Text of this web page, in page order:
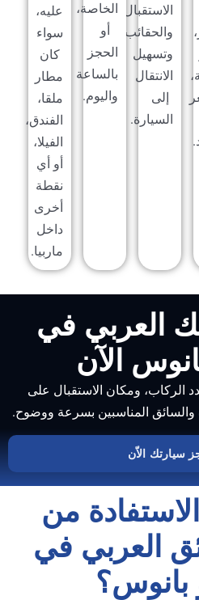
الاستقبال
السيارة.
الخاصة،
أو
الحجز
بالساعة
واليوم.
عليه،
كان
مطار
ملقا،
الفندق،
في
الآن
ومكان الاستقبال على
المناسبين بسرعة ووضوح.
الاّن
من
العربي في